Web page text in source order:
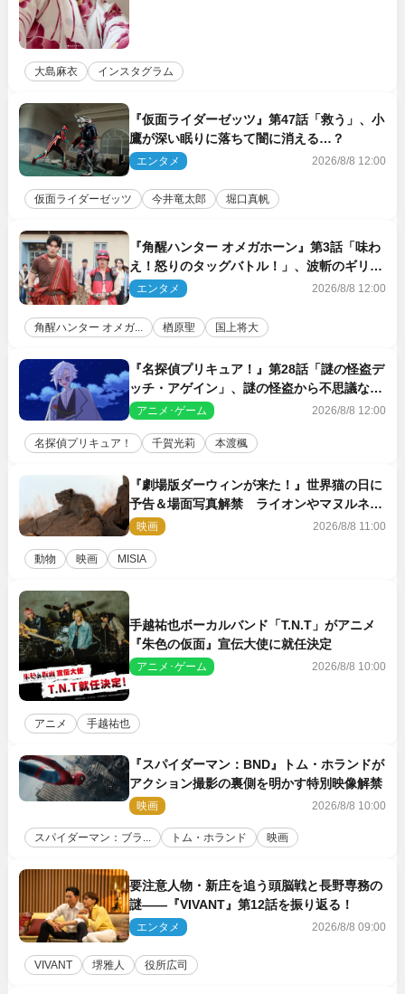
大島麻衣 インスタグラム
『仮面ライダーゼッツ』第47話「救う」、小
鷹が深い眠りに落ちて闇に消える…？
エンタメ 2026/8/8 12:00
仮面ライダーゼッツ 今井竜太郎 堀口真帆
『角醒ハンター オメガホーン』第3話「味わ
え！怒りのタッグバトル！」、波斬のギリコ
がハンターバトルを挑んできた！
エンタメ 2026/8/8 12:00
角醒ハンター オメガ... 楢原聖 国上将大
『名探偵プリキュア！』第28話「謎の怪盗デ
ッチ・アゲイン」、謎の怪盗から不思議な予
告状が届く
アニメ･ゲーム 2026/8/8 12:00
名探偵プリキュア！ 千賀光莉 本渡楓
『劇場版ダーウィンが来た！』世界猫の日に
予告＆場面写真解禁 ライオンやマヌルネコ
の赤ちゃんが大集合
映画 2026/8/8 11:00
動物 映画 MISIA
手越祐也ボーカルバンド「T.N.T」がアニメ
『朱色の仮面』宣伝大使に就任決定
アニメ･ゲーム 2026/8/8 10:00
アニメ 手越祐也
『スパイダーマン：BND』トム・ホランドが
アクション撮影の裏側を明かす特別映像解禁
映画 2026/8/8 10:00
スパイダーマン：ブラ... トム・ホランド 映画
要注意人物・新庄を追う頭脳戦と長野専務の
謎――『VIVANT』第12話を振り返る！
エンタメ 2026/8/8 09:00
VIVANT 堺雅人 役所広司